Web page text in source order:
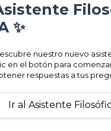
✨
nuestro nuevo
en el botón para
respuestas a tus
Ir al Asistente